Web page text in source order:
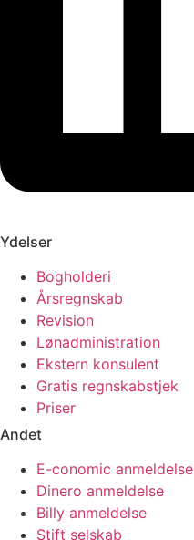
Ydelser
Bogholderi
Årsregnskab
Revision
Lønadministration
Ekstern konsulent
Gratis regnskabstjek
Priser
Andet
E-conomic anmeldelse
Dinero anmeldelse
Billy anmeldelse
Stift selskab